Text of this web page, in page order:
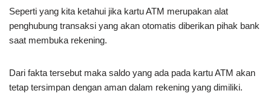
Seperti yang kita ketahui jika kartu ATM merupakan alat
penghubung transaksi yang akan otomatis diberikan pihak bank
saat membuka rekening.
Dari fakta tersebut maka saldo yang ada pada kartu ATM akan
tetap tersimpan dengan aman dalam rekening yang dimiliki.